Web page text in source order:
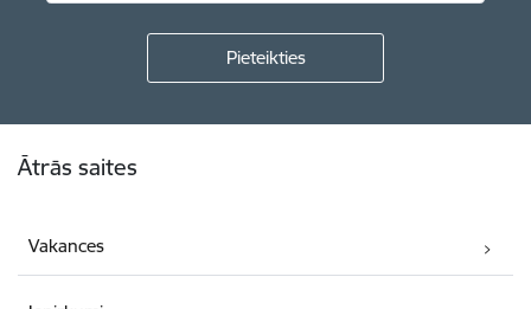
Ātrās saites
Vakances